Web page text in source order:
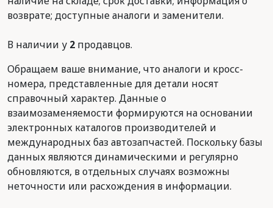
возврате; доступные аналоги и заменители.
В наличии у 2 продавцов.
Обращаем ваше внимание, что аналоги и кросс-
номера, представленные для детали носят
справочный характер. Данные о
взаимозаменяемости формируются на основании
электронных каталогов производителей и
международных баз автозапчастей. Поскольку базы
данных являются динамическими и регулярно
обновляются, в отдельных случаях возможны
неточности или расхождения в информации.